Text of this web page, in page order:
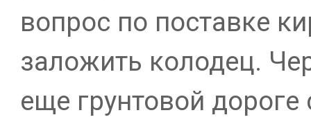
вопрос по поставке
заложить колодец.
еще грунтовой